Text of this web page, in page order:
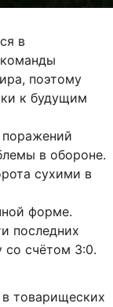
в
поэтому
к будущим
в обороне.
сухими в
форме.
последних
со счётом 3:0.
товарищеских